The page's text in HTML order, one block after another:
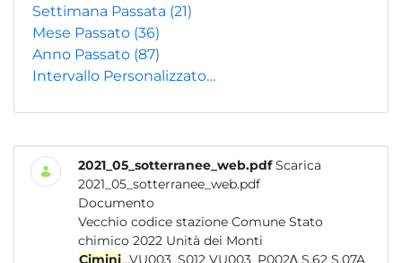
Settimana Passata (21)
Mese Passato (36)
Anno Passato (87)
Intervallo Personalizzato…
2021_05_sotterranee_web.pdf Scarica
2021_05_sotterranee_web.pdf
Documento
Vecchio codice stazione Comune Stato
chimico 2022 Unità dei Monti
Cimini...VU003_S012 VU003_P002∆ S.62 S.07A